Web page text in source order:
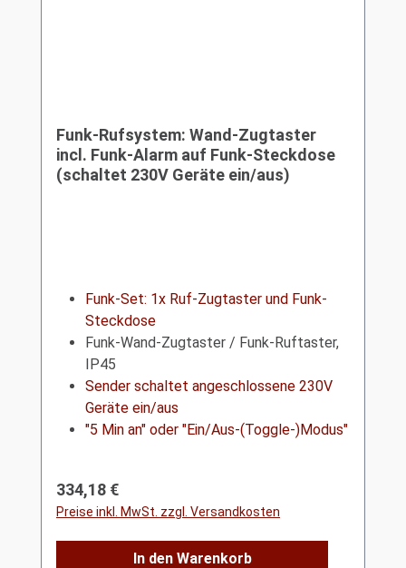
Funk-Rufsystem: Wand-Zugtaster
incl. Funk-Alarm auf Funk-Steckdose
(schaltet 230V Geräte ein/aus)
Funk-Set: 1x Ruf-Zugtaster und Funk-
Steckdose
Funk-Wand-Zugtaster / Funk-Ruftaster,
IP45
Sender schaltet angeschlossene 230V
Geräte ein/aus
"5 Min an" oder "Ein/Aus-(Toggle-)Modus"
Regulärer Preis:
334,18 €
Preise inkl. MwSt. zzgl. Versandkosten
In den Warenkorb